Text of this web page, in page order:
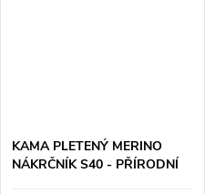
KAMA PLETENÝ MERINO
NÁKRČNÍK S40 - PŘÍRODNÍ